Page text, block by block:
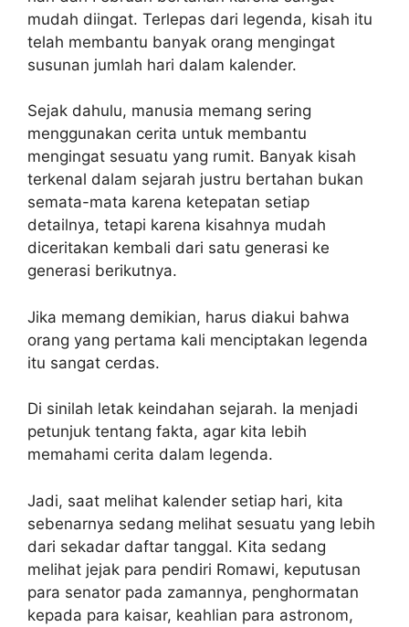
mudah diingat. Terlepas dari legenda, kisah itu
telah membantu banyak orang mengingat
susunan jumlah hari dalam kalender.
Sejak dahulu, manusia memang sering
menggunakan cerita untuk membantu
mengingat sesuatu yang rumit. Banyak kisah
terkenal dalam sejarah justru bertahan bukan
semata-mata karena ketepatan setiap
detailnya, tetapi karena kisahnya mudah
diceritakan kembali dari satu generasi ke
generasi berikutnya.
Jika memang demikian, harus diakui bahwa
orang yang pertama kali menciptakan legenda
itu sangat cerdas.
Di sinilah letak keindahan sejarah. Ia menjadi
petunjuk tentang fakta, agar kita lebih
memahami cerita dalam legenda.
Jadi, saat melihat kalender setiap hari, kita
sebenarnya sedang melihat sesuatu yang lebih
dari sekadar daftar tanggal. Kita sedang
melihat jejak para pendiri Romawi, keputusan
para senator pada zamannya, penghormatan
kepada para kaisar, keahlian para astronom,